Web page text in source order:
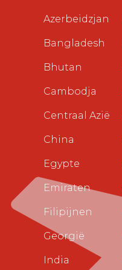
Azerbeidzjan
Bangladesh
Bhutan
Cambodja
Centraal Azië
China
Egypte
Emiraten
Filipijnen
Georgië
India